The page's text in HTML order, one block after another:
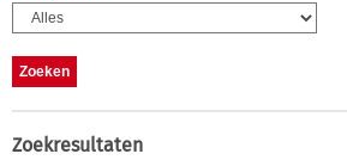
Zoekresultaten